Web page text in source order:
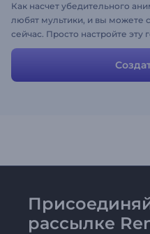
Как насчет убедительного
любят мультики, и вы можете
сейчас. Просто настройте
видео будет готово менее
выбрать стиль и музыкальную
рассылке